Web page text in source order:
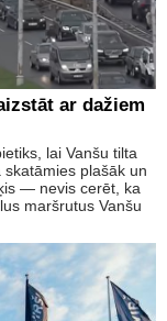
ar dažiem
lai Vanšu tilta
plašāk un
— nevis cerēt, ka
maršrutus Vanšu